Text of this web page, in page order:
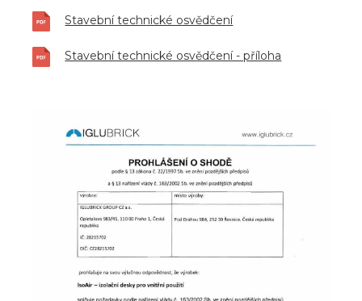
Stavební technické osvědčení
Stavební technické osvědčení - příloha